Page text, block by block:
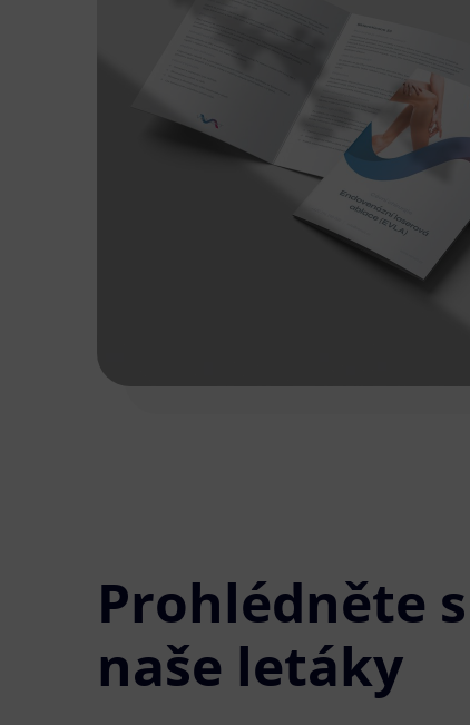
Prohlédněte
naše letáky